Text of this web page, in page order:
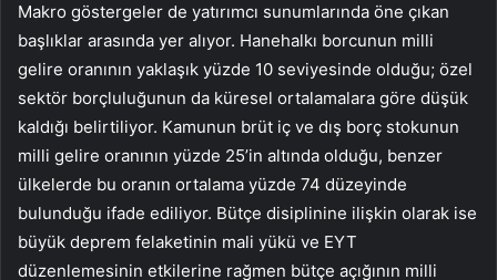
Makro göstergeler de yatırımcı sunumlarında öne çıkan
başlıklar arasında yer alıyor. Hanehalkı borcunun milli
gelire oranının yaklaşık yüzde 10 seviyesinde olduğu; özel
sektör borçluluğunun da küresel ortalamalara göre düşük
kaldığı belirtiliyor. Kamunun brüt iç ve dış borç stokunun
milli gelire oranının yüzde 25’in altında olduğu, benzer
ülkelerde bu oranın ortalama yüzde 74 düzeyinde
bulunduğu ifade ediliyor. Bütçe disiplinine ilişkin olarak ise
büyük deprem felaketinin mali yükü ve EYT
düzenlemesinin etkilerine rağmen bütçe açığının milli